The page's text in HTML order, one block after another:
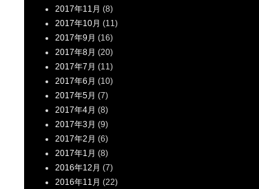
2017年11月 (8)
2017年10月 (11)
2017年9月 (16)
2017年8月 (20)
2017年7月 (11)
2017年6月 (10)
2017年5月 (7)
2017年4月 (8)
2017年3月 (9)
2017年2月 (6)
2017年1月 (8)
2016年12月 (7)
2016年11月 (22)